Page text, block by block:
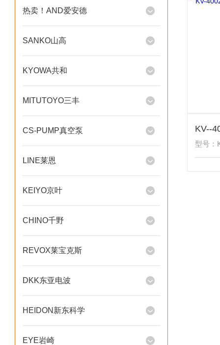
热卖！AND爱安德
SANKO山高
KYOWA共和
MITUTOYO三丰
CS-PUMP真空泵
LINE莱恩
KEIYO京叶
CHINO千野
REVOX莱宝克斯
DKK东亚电波
HEIDON新东科学
EYE岩崎
型号：